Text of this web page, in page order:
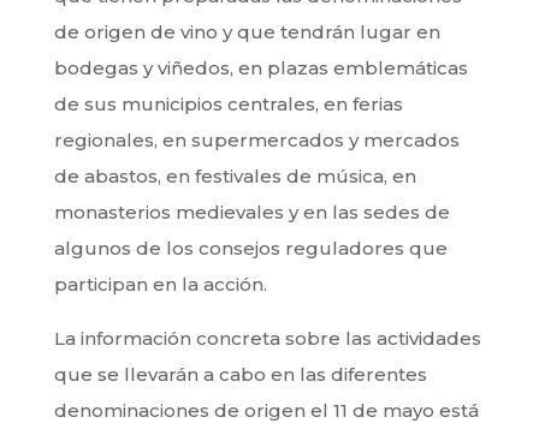
de origen de vino y que tendrán lugar en
bodegas y viñedos, en plazas emblemáticas
de sus municipios centrales, en ferias
regionales, en supermercados y mercados
de abastos, en festivales de música, en
monasterios medievales y en las sedes de
algunos de los consejos reguladores que
participan en la acción.
La información concreta sobre las actividades
que se llevarán a cabo en las diferentes
denominaciones de origen el 11 de mayo está